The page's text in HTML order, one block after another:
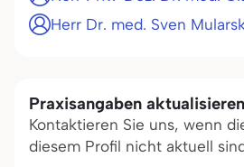
Herr Dr. med. Sven
Praxisangaben aktualisieren
Kontaktieren Sie uns, wenn
diesem Profil nicht aktuell